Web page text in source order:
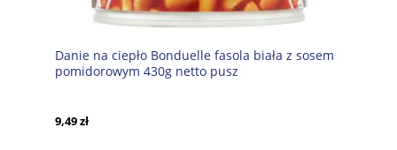
Danie na ciepło Bonduelle fasola biała z sosem
pomidorowym 430g netto pusz
9,49 zł